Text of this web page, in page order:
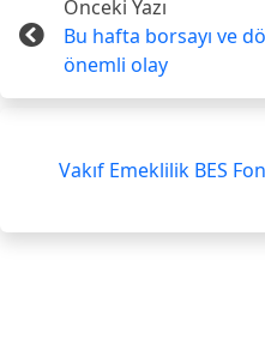
Önceki Yazı
Bu hafta borsayı ve
önemli olay
Vakıf Emeklilik BES